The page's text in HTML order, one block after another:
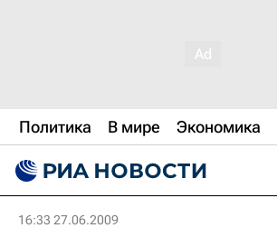
Политика В мире Экономика
16:33 27.06.2009